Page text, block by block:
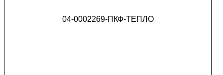
04-0002269-ПКФ-ТЕПЛО